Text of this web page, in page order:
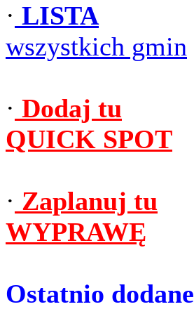
· LISTA
wszystkich gmin
· Dodaj tu
QUICK SPOT
· Zaplanuj tu
WYPRAWĘ
Ostatnio dodane